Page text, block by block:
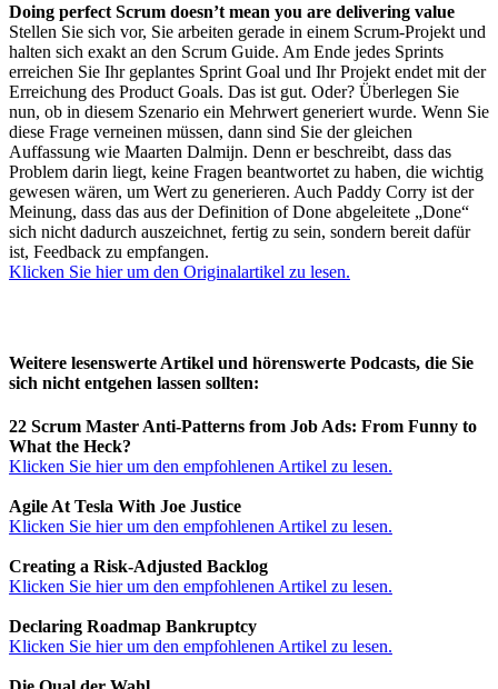
Doing perfect Scrum doesn’t mean you are delivering value
Stellen Sie sich vor, Sie arbeiten gerade in einem Scrum-Projekt und
halten sich exakt an den Scrum Guide. Am Ende jedes Sprints
erreichen Sie Ihr geplantes Sprint Goal und Ihr Projekt endet mit der
Erreichung des Product Goals. Das ist gut. Oder? Überlegen Sie
nun, ob in diesem Szenario ein Mehrwert generiert wurde. Wenn Sie
diese Frage verneinen müssen, dann sind Sie der gleichen
Auffassung wie Maarten Dalmijn. Denn er beschreibt, dass das
Problem darin liegt, keine Fragen beantwortet zu haben, die wichtig
gewesen wären, um Wert zu generieren. Auch Paddy Corry ist der
Meinung, dass das aus der Definition of Done abgeleitete „Done“
sich nicht dadurch auszeichnet, fertig zu sein, sondern bereit dafür
ist, Feedback zu empfangen.
Klicken Sie hier um den Originalartikel zu lesen.
Weitere lesenswerte Artikel und hörenswerte Podcasts, die Sie
sich nicht entgehen lassen sollten:
22 Scrum Master Anti-Patterns from Job Ads: From Funny to
What the Heck?
Klicken Sie hier um den empfohlenen Artikel zu lesen.
Agile At Tesla With Joe Justice
Klicken Sie hier um den empfohlenen Artikel zu lesen.
Creating a Risk-Adjusted Backlog
Klicken Sie hier um den empfohlenen Artikel zu lesen.
Declaring Roadmap Bankruptcy
Klicken Sie hier um den empfohlenen Artikel zu lesen.